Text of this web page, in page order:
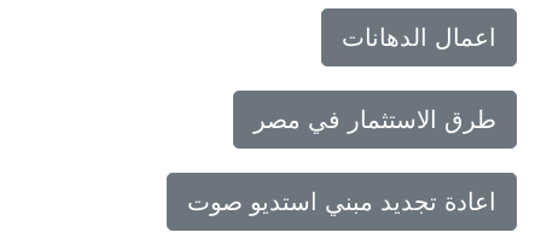
اعمال الدهانات
طرق الاستثمار في مصر
اعادة تجديد مبني استديو صوت